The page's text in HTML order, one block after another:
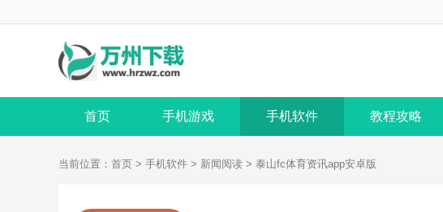
首页 手机游戏 手机软件 教程攻略
当前位置： 首页 > 手机软件 > 新闻阅读 > 泰山fc体育资讯app安卓版